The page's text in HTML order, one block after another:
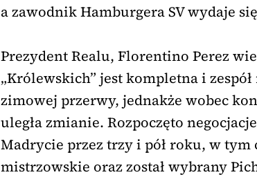
a zawodnik Hamburgera SV wydaje
Prezydent Realu, Florentino Perez
„Królewskich” jest kompletna i
zimowej przerwy, jednakże wobec
uległa zmianie. Rozpoczęto
Madrycie przez trzy i pół roku, w tym
mistrzowskie oraz został wybrany